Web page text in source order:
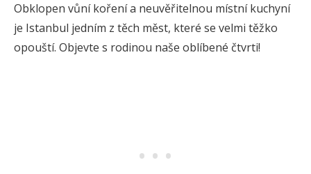
Obklopen vůní koření a neuvěřitelnou místní kuchyní
je Istanbul jedním z těch měst, které se velmi těžko
opouští. Objevte s rodinou naše oblíbené čtvrti!